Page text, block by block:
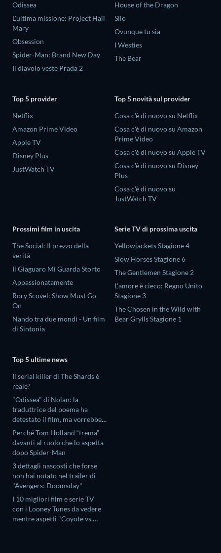
Odissea
L'ultima missione: Project Hail
Mary
Obsession
Spider-Man: Brand New Day
Il diavolo veste Prada 2
House of the Dragon
Silo
Ovunque tu sia
I Westies
The Bear
Top 5 provider
Netflix
Amazon Prime Video
Apple TV
Disney Plus
JustWatch TV
Top 5 novità sul provider
Cosa c'è di nuovo su Netflix
Cosa c'è di nuovo su Amazon
Prime Video
Cosa c'è di nuovo su Apple TV
Cosa c'è di nuovo su Disney
Plus
Cosa c'è di nuovo su
JustWatch TV
Prossimi film in uscita
The Social: Il prezzo della
verità
Il Giaguaro Mi Guarda Storto
Appassionatamente
Rory Scovel: Show Must Go
On
Nando tra due mondi - Un film
di Sintonia
Serie TV di prossima uscita
Yellowjackets Stagione 4
Slow Horses Stagione 6
The Gentlemen Stagione 2
L'amore è cieco: Regno Unito
Stagione 3
The Chosen in the Wild with
Bear Grylls Stagione 1
Top 5 ultime news
Il serial killer di The Shards è
reale?
"Odissea" di Nolan: la
traduttrice del poema ha
detestato il film, ma vorrebbe
uno spin-off su Antinoo
Perché Tom Holland “trema”
davanti al ruolo che lo aspetta
dopo Spider-Man
3 dettagli nascosti che forse
non hai notato nel trailer di
"Avengers: Doomsday"
I 10 migliori film e serie TV
con i Looney Tunes da vedere
mentre aspetti "Coyote vs.